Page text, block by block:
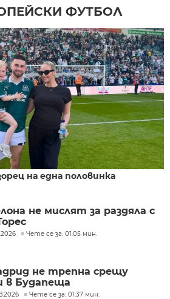
ФУТБОЛ
на една половинка
не мислят за раздяла с
Чете се за: 01:05 мин.
не трепна срещу
в Будапеща
Чете се за: 01:37 мин.